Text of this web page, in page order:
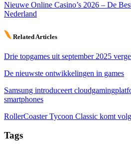
Nieuwe Online Casino’s 2026 – De
Nederland
Related Articles
Drie topgames uit september 2025
De nieuwste ontwikkelingen in games
Samsung introduceert
smartphones
RollerCoaster Tycoon Classic komt
Tags